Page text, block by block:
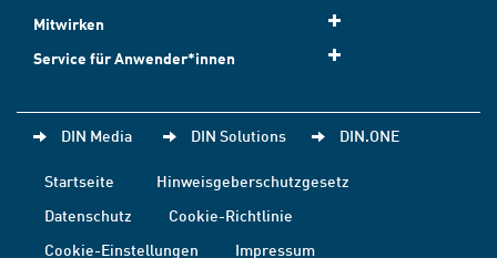
Mitwirken
Service für Anwender*innen
DIN Media DIN Solutions DIN.ONE
Startseite
Hinweisgeberschutzgesetz
Datenschutz
Cookie-Richtlinie
Cookie-Einstellungen
Impressum